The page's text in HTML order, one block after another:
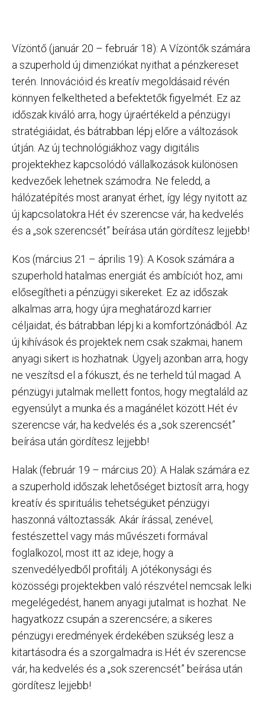
Vízöntő (január 20 – február 18): A Vízöntők számára
a szuperhold új dimenziókat nyithat a pénzkereset
terén. Innovációid és kreatív megoldásaid révén
könnyen felkeltheted a befektetők figyelmét. Ez az
időszak kiváló arra, hogy újraértékeld a pénzügyi
stratégiáidat, és bátrabban lépj előre a változások
útján. Az új technológiákhoz vagy digitális
projektekhez kapcsolódó vállalkozások különösen
kedvezőek lehetnek számodra. Ne feledd, a
hálózatépítés most aranyat érhet, így légy nyitott az
új kapcsolatokra.Hét év szerencse vár, ha kedvelés
és a „sok szerencsét” beírása után gördítesz lejjebb!
Kos (március 21 – április 19): A Kosok számára a
szuperhold hatalmas energiát és ambíciót hoz, ami
elősegítheti a pénzügyi sikereket. Ez az időszak
alkalmas arra, hogy újra meghatározd karrier
céljaidat, és bátrabban lépj ki a komfortzónádból. Az
új kihívások és projektek nem csak szakmai, hanem
anyagi sikert is hozhatnak. Ügyelj azonban arra, hogy
ne veszítsd el a fókuszt, és ne terheld túl magad. A
pénzügyi jutalmak mellett fontos, hogy megtaláld az
egyensúlyt a munka és a magánélet között.Hét év
szerencse vár, ha kedvelés és a „sok szerencsét”
beírása után gördítesz lejjebb!
Halak (február 19 – március 20): A Halak számára ez
a szuperhold időszak lehetőséget biztosít arra, hogy
kreatív és spirituális tehetségüket pénzügyi
haszonná változtassák. Akár írással, zenével,
festészettel vagy más művészeti formával
foglalkozol, most itt az ideje, hogy a
szenvedélyedből profitálj. A jótékonysági és
közösségi projektekben való részvétel nemcsak lelki
megelégedést, hanem anyagi jutalmat is hozhat. Ne
hagyatkozz csupán a szerencsére; a sikeres
pénzügyi eredmények érdekében szükség lesz a
kitartásodra és a szorgalmadra is.Hét év szerencse
vár, ha kedvelés és a „sok szerencsét” beírása után
gördítesz lejjebb!